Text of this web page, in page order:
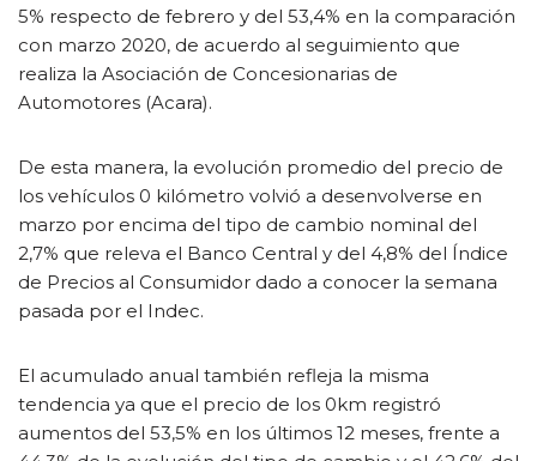
5% respecto de febrero y del 53,4% en la comparación
con marzo 2020, de acuerdo al seguimiento que
realiza la Asociación de Concesionarias de
Automotores (Acara).
De esta manera, la evolución promedio del precio de
los vehículos 0 kilómetro volvió a desenvolverse en
marzo por encima del tipo de cambio nominal del
2,7% que releva el Banco Central y del 4,8% del Índice
de Precios al Consumidor dado a conocer la semana
pasada por el Indec.
El acumulado anual también refleja la misma
tendencia ya que el precio de los 0km registró
aumentos del 53,5% en los últimos 12 meses, frente a